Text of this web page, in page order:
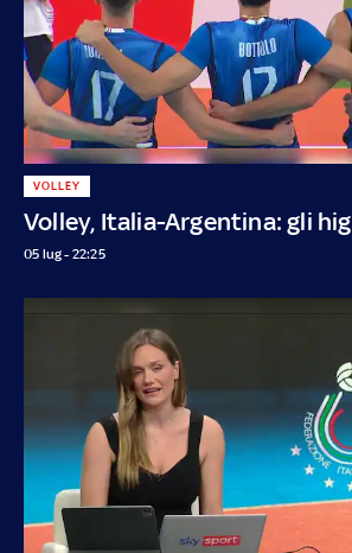
Volley, Italia-Argentina: gli
VOLLEY
05 lug - 22:25